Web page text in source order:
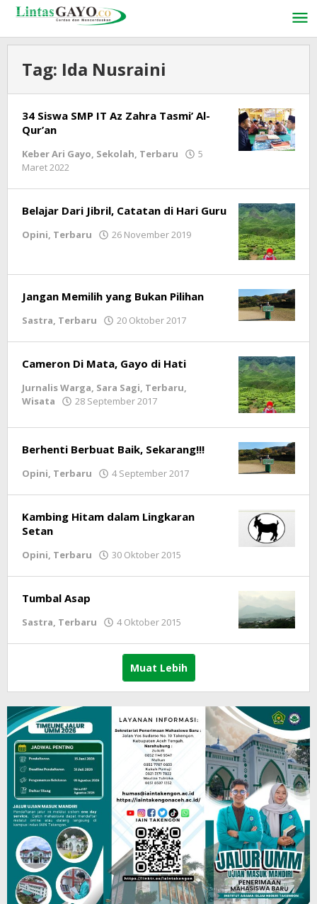
Lewati
konten
Tag: Ida Nusraini
34 Siswa SMP IT Az Zahra Tasmi’ Al-
Qur’an
Keber Ari Gayo, Sekolah, Terbaru
5
Maret 2022
Belajar Dari Jibril, Catatan di Hari Guru
Opini, Terbaru 26 November 2019
LintasGAYO
Jangan Memilih yang Bukan Pilihan
Sastra, Terbaru 20 Oktober 2017
Cameron Di Mata, Gayo di Hati
Jurnalis Warga, Sara Sagi, Terbaru,
Wisata
28 September 2017
Berhenti Berbuat Baik, Sekarang!!!
Opini, Terbaru 4 September 2017
Kambing Hitam dalam Lingkaran
Setan
Opini, Terbaru 30 Oktober 2015
Tumbal Asap
Sastra, Terbaru 4 Oktober 2015
Muat Lebih